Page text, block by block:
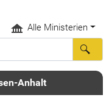
Alle Ministerien
Anhalt